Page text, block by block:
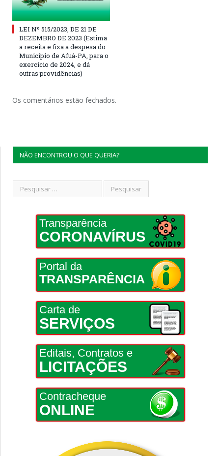
LEI Nº 515/2023, DE 21 DE
DEZEMBRO DE 2023 (Estima
a receita e fixa a despesa do
Município de Afuá-PA, para o
exercício de 2024, e dá
outras providências)
Os comentários estão fechados.
NÃO ENCONTROU O QUE QUERIA?
Transparência
CORONAVÍRUS
Portal da
TRANSPARÊNCIA
Carta de
SERVIÇOS
Editais, Contratos e
LICITAÇÕES
Contracheque
ONLINE